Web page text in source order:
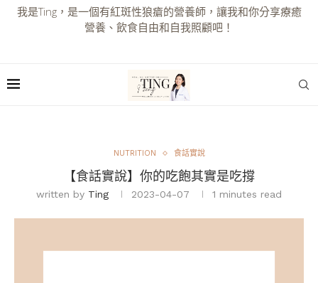
我是Ting，是一個有紅斑性狼瘡的營養師，讓我和你分享療癒
營養、飲食自由和自我照顧吧！
NUTRITION 食話實說
【食話實說】你的吃飽其實是吃撐
written by Ting 2023-04-07 1 minutes read